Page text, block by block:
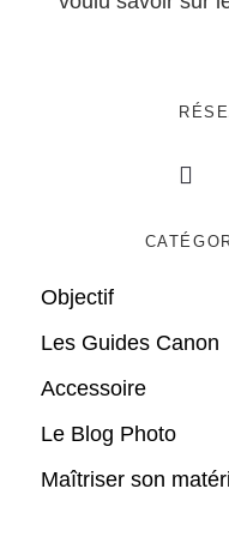
Objectif
Les Guides Canon
Accessoire
Le Blog Photo
Maîtriser son